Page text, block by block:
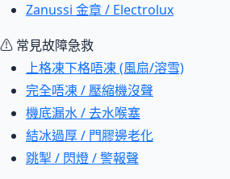
Zanussi 金章 / Electrolux
⚠ 常見故障急救
上格凍下格唔凍 (風扇/溶雪)
完全唔凍 / 壓縮機沒聲
機底漏水 / 去水喉塞
結冰過厚 / 門膠邊老化
跳掣 / 閃燈 / 警報聲